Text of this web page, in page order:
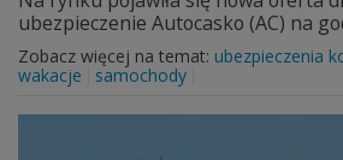
ubezpieczenie Autocasko (AC) na
Zobacz więcej na temat: ubezpieczenia
wakacje
samochody